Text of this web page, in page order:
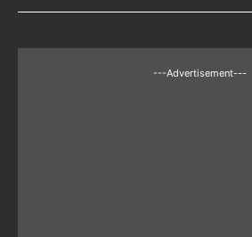
---Advertisement---